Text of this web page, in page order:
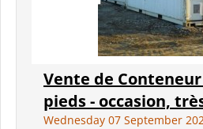
Vente de
pieds - occasion,
Wednesday 07 September